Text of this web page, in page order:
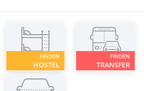
FINDEN
HOSTEL
FINDEN
TRANSFER